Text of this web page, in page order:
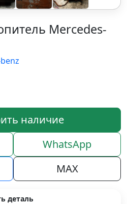
Mercedes-
наличие
WhatsApp
MAX
деталь